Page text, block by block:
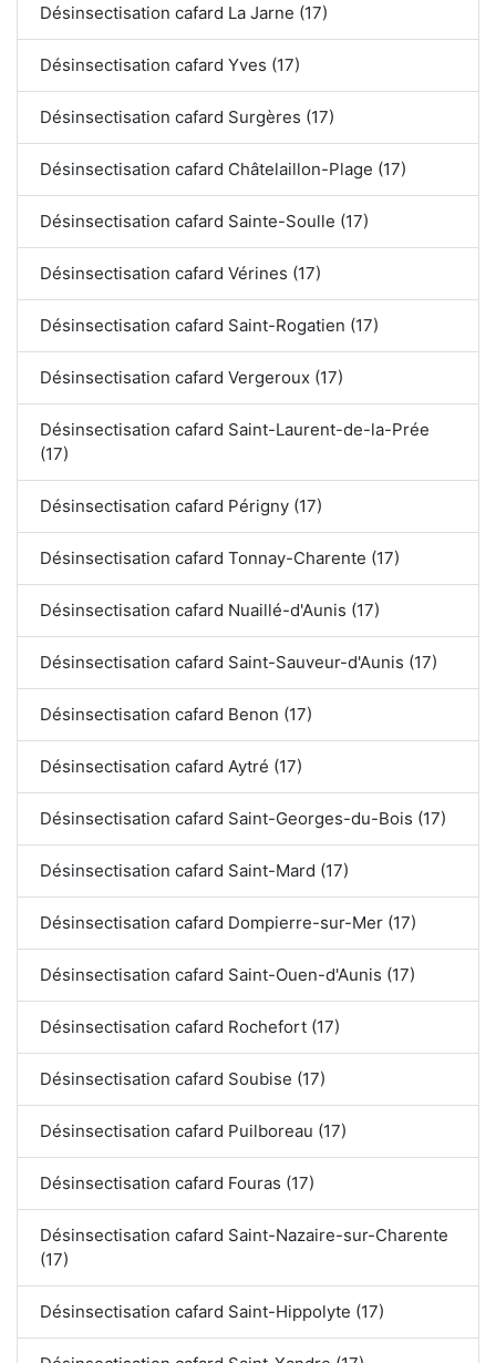
Désinsectisation cafard La Jarne (17)
Désinsectisation cafard Yves (17)
Désinsectisation cafard Surgères (17)
Désinsectisation cafard Châtelaillon-Plage (17)
Désinsectisation cafard Sainte-Soulle (17)
Désinsectisation cafard Vérines (17)
Désinsectisation cafard Saint-Rogatien (17)
Désinsectisation cafard Vergeroux (17)
Désinsectisation cafard Saint-Laurent-de-la-Prée
(17)
Désinsectisation cafard Périgny (17)
Désinsectisation cafard Tonnay-Charente (17)
Désinsectisation cafard Nuaillé-d'Aunis (17)
Désinsectisation cafard Saint-Sauveur-d'Aunis (17)
Désinsectisation cafard Benon (17)
Désinsectisation cafard Aytré (17)
Désinsectisation cafard Saint-Georges-du-Bois (17)
Désinsectisation cafard Saint-Mard (17)
Désinsectisation cafard Dompierre-sur-Mer (17)
Désinsectisation cafard Saint-Ouen-d'Aunis (17)
Désinsectisation cafard Rochefort (17)
Désinsectisation cafard Soubise (17)
Désinsectisation cafard Puilboreau (17)
Désinsectisation cafard Fouras (17)
Désinsectisation cafard Saint-Nazaire-sur-Charente
(17)
Désinsectisation cafard Saint-Hippolyte (17)